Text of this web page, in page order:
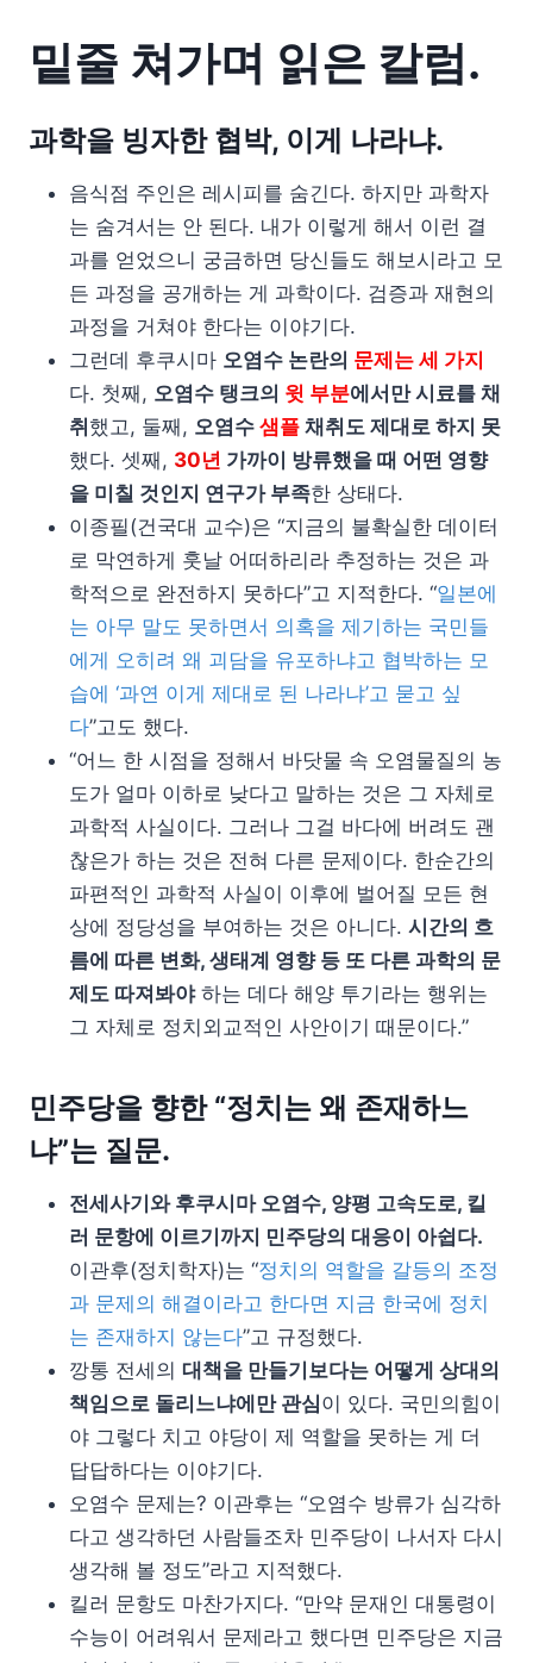
밑줄 쳐가며 읽은 칼럼.
과학을 빙자한 협박, 이게 나라냐.
음식점 주인은 레시피를 숨긴다. 하지만 과학자
는 숨겨서는 안 된다. 내가 이렇게 해서 이런 결
과를 얻었으니 궁금하면 당신들도 해보시라고 모
든 과정을 공개하는 게 과학이다. 검증과 재현의
과정을 거쳐야 한다는 이야기다.
그런데 후쿠시마 오염수 논란의 문제는 세 가지
다. 첫째, 오염수 탱크의 윗 부분에서만 시료를 채
취 했고, 둘째, 오염수 샘플 채취도 제대로 하지 못
했다. 셋째, 30년 가까이 방류했을 때 어떤 영향
을 미칠 것인지 연구가 부족한 상태다.
이종필(건국대 교수)은 “지금의 불확실한 데이터
로 막연하게 훗날 어떠하리라 추정하는 것은 과
학적으로 완전하지 못하다”고 지적한다. “일본에
는 아무 말도 못하면서 의혹을 제기하는 국민들
에게 오히려 왜 괴담을 유포하냐고 협박하는 모
습에 ‘과연 이게 제대로 된 나라냐’고 묻고 싶
다”고도 했다.
“어느 한 시점을 정해서 바닷물 속 오염물질의 농
도가 얼마 이하로 낮다고 말하는 것은 그 자체로
과학적 사실이다. 그러나 그걸 바다에 버려도 괜
찮은가 하는 것은 전혀 다른 문제이다. 한순간의
파편적인 과학적 사실이 이후에 벌어질 모든 현
상에 정당성을 부여하는 것은 아니다. 시간의 흐
름에 따른 변화, 생태계 영향 등 또 다른 과학의 문
제도 따져봐야하는 데다 해양 투기라는 행위는
그 자체로 정치외교적인 사안이기 때문이다.”
민주당을 향한 “정치는 왜 존재하느
냐”는 질문.
전세사기와 후쿠시마 오염수, 양평 고속도로, 킬
러 문항에 이르기까지 민주당의 대응이 아쉽다.
이관후(정치학자)는 “정치의 역할을 갈등의 조정
과 문제의 해결이라고 한다면 지금 한국에 정치
는 존재하지 않는다”고 규정했다.
깡통 전세의 대책을 만들기보다는 어떻게 상대의
책임으로 돌리느냐에만 관심이 있다. 국민의힘이
야 그렇다 치고 야당이 제 역할을 못하는 게 더
답답하다는 이야기다.
오염수 문제는? 이관후는 “오염수 방류가 심각하
다고 생각하던 사람들조차 민주당이 나서자 다시
생각해 볼 정도”라고 지적했다.
킬러 문항도 마찬가지다. “만약 문재인 대통령이
수능이 어려워서 문제라고 했다면 민주당은 지금